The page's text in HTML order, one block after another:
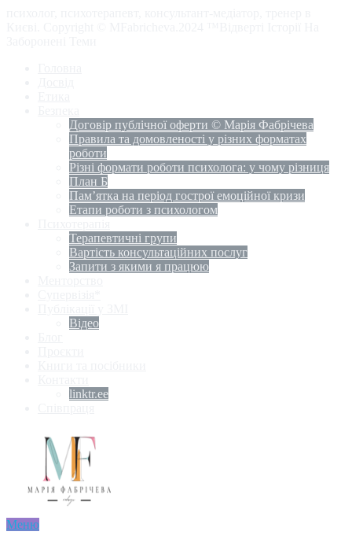
Договір публічної оферти © Марія Фабрічева
Правила та домовленості у різних форматах
роботи
Різні формати роботи психолога: у чому різниця
План Б
Пам’ятка на період гострої емоційної кризи
Етапи роботи з психологом
Терапевтичні групи
Вартість консультаційних послуг
Запити з якими я працюю
Відео
linktr.ee
Меню